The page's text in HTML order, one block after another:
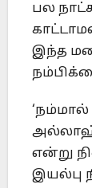
பல
இந்த
‘நம்மால்
என்று
இயல்பு